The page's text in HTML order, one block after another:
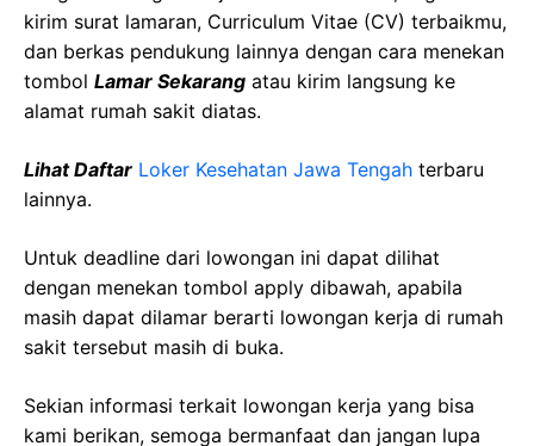
kirim surat lamaran, Curriculum Vitae (CV) terbaikmu,
dan berkas pendukung lainnya dengan cara menekan
tombol Lamar Sekarang atau kirim langsung ke
alamat rumah sakit diatas.
Lihat Daftar Loker Kesehatan Jawa Tengah terbaru
lainnya.
Untuk deadline dari lowongan ini dapat dilihat
dengan menekan tombol apply dibawah, apabila
masih dapat dilamar berarti lowongan kerja di rumah
sakit tersebut masih di buka.
Sekian informasi terkait lowongan kerja yang bisa
kami berikan, semoga bermanfaat dan jangan lupa